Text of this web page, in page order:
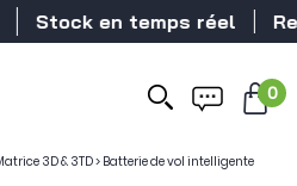
Stock en temps réel
0
3D & 3TD> Batterie de vol intelligente